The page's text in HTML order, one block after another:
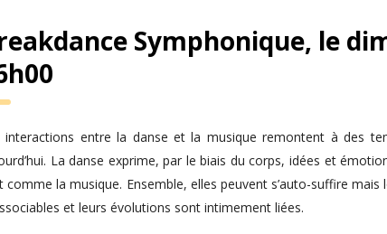
Symphonique, le
interactions entre la danse et la musique remontent à des
La danse exprime, par le biais du corps, idées et
comme la musique. Ensemble, elles peuvent s’auto-suffire mais
et leurs évolutions sont intimement liées.